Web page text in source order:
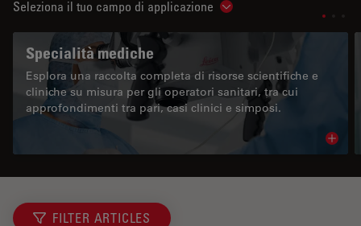
Seleziona il tuo campo di applicazione Show subnavigation
Specialità mediche
Esplora una raccolta completa di risorse scientifiche e
cliniche su misura per gli operatori sanitari, tra cui
approfondimenti tra pari, casi clinici e simposi.
FILTER ARTICLES